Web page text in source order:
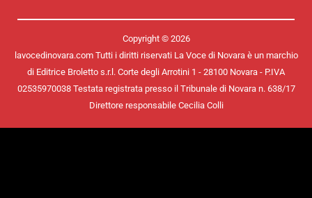
Copyright © 2026
lavocedinovara.com Tutti i diritti riservati La Voce di Novara è un marchio
di Editrice Broletto s.r.l. Corte degli Arrotini 1 - 28100 Novara - P.IVA
02535970038 Testata registrata presso il Tribunale di Novara n. 638/17
Direttore responsabile Cecilia Colli